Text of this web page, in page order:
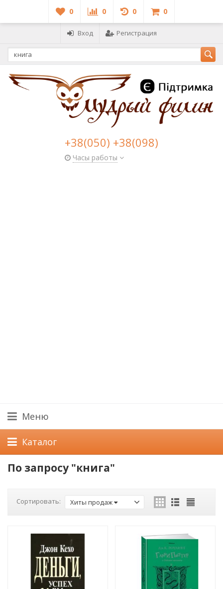
0 0 0 0
Вход Регистрация
+38(050) +38(098)
Часы работы
Меню
Каталог
По запросу "книга"
Сортировать: Хиты продаж